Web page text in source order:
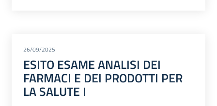
26/09/2025
ESITO ESAME ANALISI DEI
FARMACI E DEI PRODOTTI PER
LA SALUTE I